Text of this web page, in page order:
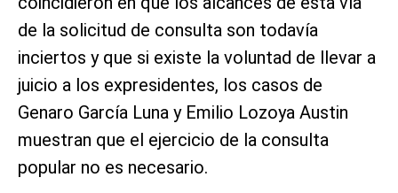
de la solicitud de consulta son todavía
inciertos y que si existe la voluntad de llevar a
juicio a los expresidentes, los casos de
Genaro García Luna y Emilio Lozoya Austin
muestran que el ejercicio de la consulta
popular no es necesario.